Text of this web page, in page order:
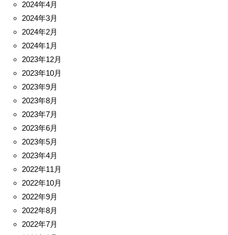
2024年4月
2024年3月
2024年2月
2024年1月
2023年12月
2023年10月
2023年9月
2023年8月
2023年7月
2023年6月
2023年5月
2023年4月
2022年11月
2022年10月
2022年9月
2022年8月
2022年7月